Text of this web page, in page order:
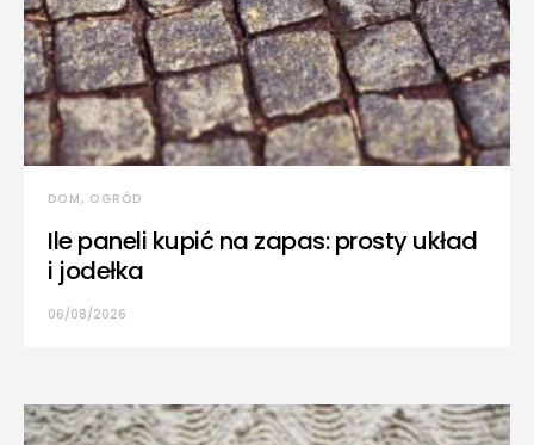
DOM, OGRÓD
Ile paneli kupić na zapas: prosty układ
i jodełka
06/08/2026